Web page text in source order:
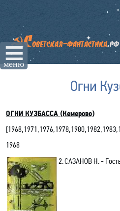
☰
меню
Огни
ОГНИ КУЗБАССА (Кемерово)
[1968,1971,1976,1978,1980,1982,1983,
1968
2.САЗАНОВ Н. -